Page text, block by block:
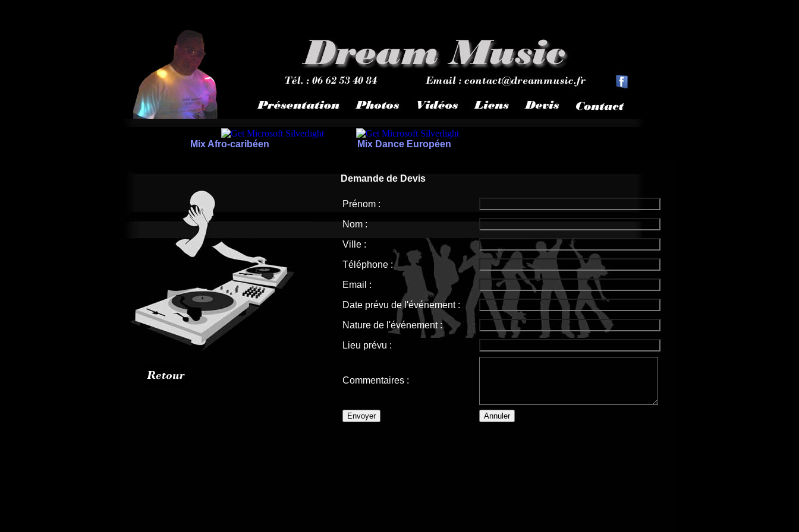
Mix Afro-caribéen Mix Dance Européen
Demande de Devis
Prénom :
Nom :
Ville :
Téléphone :
Email :
Date prévu de l'événement :
Nature de l'événement :
Lieu prévu :
Commentaires :